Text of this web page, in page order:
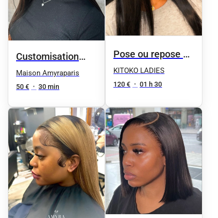
Customisation
Lace Frontale
Maison Amyraparis
50 € • 30 min
Pose ou repose de
perruque LAGOS
HAIRLINE
KITOKO LADIES
120 € • 01 h 30